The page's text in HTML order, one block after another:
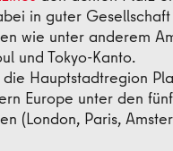
in guter
wie unter anderem
und Tokyo-Kanto.
Hauptstadtregion
Europe unter den
(London, Paris,